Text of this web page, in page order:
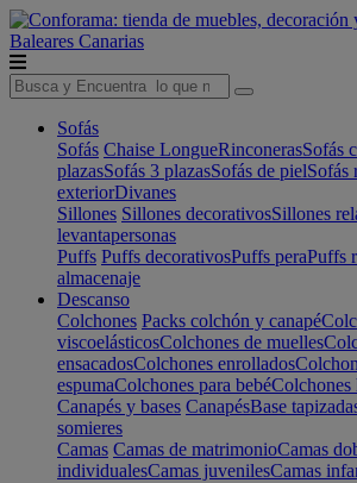
Baleares Canarias
Sofás
Sofás Chaise LongueRinconerasSofás
plazasSofás 3 plazasSofás de pielSofás
exteriorDivanes
Sillones Sillones decorativosSillones
levantapersonas
Puffs Puffs decorativosPuffs peraPuffs
almacenaje
Descanso
Colchones Packs colchón y canapé
viscoelásticosColchones de muelles
ensacadosColchones enrollados
espumaColchones para bebéColchones
Canapés y bases CanapésBase
somieres
Camas Camas de matrimonioCamas
individualesCamas juvenilesCamas